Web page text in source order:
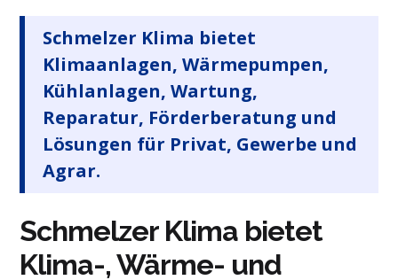
Schmelzer Klima bietet
Klimaanlagen, Wärmepumpen,
Kühlanlagen, Wartung,
Reparatur, Förderberatung und
Lösungen für Privat, Gewerbe und
Agrar.
Schmelzer Klima bietet
Klima-, Wärme- und